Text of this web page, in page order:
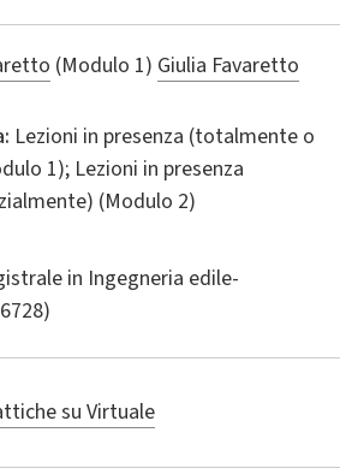
(Modulo 1) Giulia Favaretto
Lezioni in presenza (totalmente o
1); Lezioni in presenza
(Modulo 2)
in Ingegneria edile-
su Virtuale